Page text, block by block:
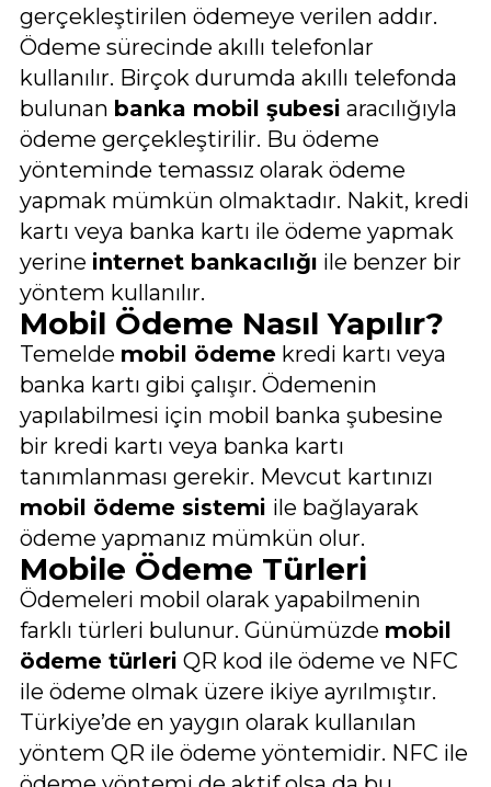
gerçekleştirilen ödemeye verilen addır.
Ödeme sürecinde akıllı telefonlar
kullanılır. Birçok durumda akıllı telefonda
bulunan banka mobil şubesi aracılığıyla
ödeme gerçekleştirilir. Bu ödeme
yönteminde temassız olarak ödeme
yapmak mümkün olmaktadır. Nakit, kredi
kartı veya banka kartı ile ödeme yapmak
yerine internet bankacılığı ile benzer bir
yöntem kullanılır.
Mobil Ödeme Nasıl Yapılır?
Temelde mobil ödeme kredi kartı veya
banka kartı gibi çalışır. Ödemenin
yapılabilmesi için mobil banka şubesine
bir kredi kartı veya banka kartı
tanımlanması gerekir. Mevcut kartınızı
mobil ödeme sistemi ile bağlayarak
ödeme yapmanız mümkün olur.
Mobile Ödeme Türleri
Ödemeleri mobil olarak yapabilmenin
farklı türleri bulunur. Günümüzde mobil
ödeme türleri QR kod ile ödeme ve NFC
ile ödeme olmak üzere ikiye ayrılmıştır.
Türkiye’de en yaygın olarak kullanılan
yöntem QR ile ödeme yöntemidir. NFC ile